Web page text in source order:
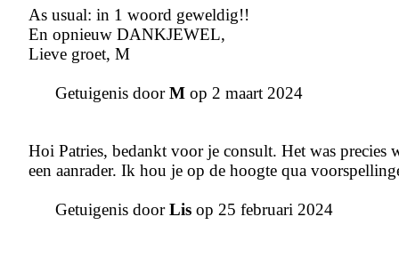
As usual: in 1 woord geweldig!!
En opnieuw DANKJEWEL,
Lieve groet, M
Getuigenis doorM op 2 maart 2024
Hoi Patries, bedankt voor je consult. Het was
een aanrader. Ik hou je op de hoogte qua
Getuigenis doorLis op 25 februari 2024